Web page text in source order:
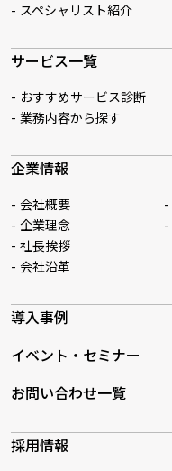
スペシャリスト紹介
サービス一覧
おすすめサービス診断
業務内容から探す
企業情報
会社概要
企業理念
社長挨拶
会社沿革
導入事例
イベント・セミナー
お問い合わせ一覧
採用情報